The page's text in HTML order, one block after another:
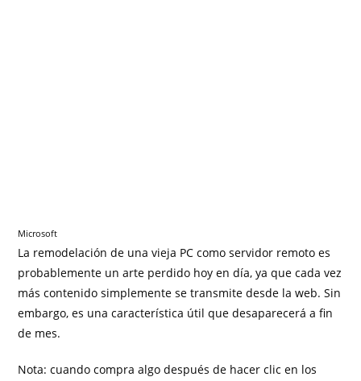
Microsoft
La remodelación de una vieja PC como servidor remoto es
probablemente un arte perdido hoy en día, ya que cada vez
más contenido simplemente se transmite desde la web. Sin
embargo, es una característica útil que desaparecerá a fin
de mes.
Nota: cuando compra algo después de hacer clic en los